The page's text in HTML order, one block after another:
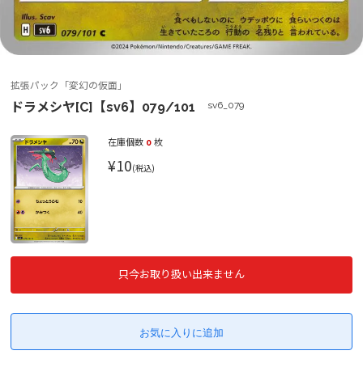
拡張パック「変幻の仮面」
ドラメシヤ[C]【sv6】079/101 sv6_079
在庫個数 0 枚
¥10(税込)
只今お取り扱い出来ません